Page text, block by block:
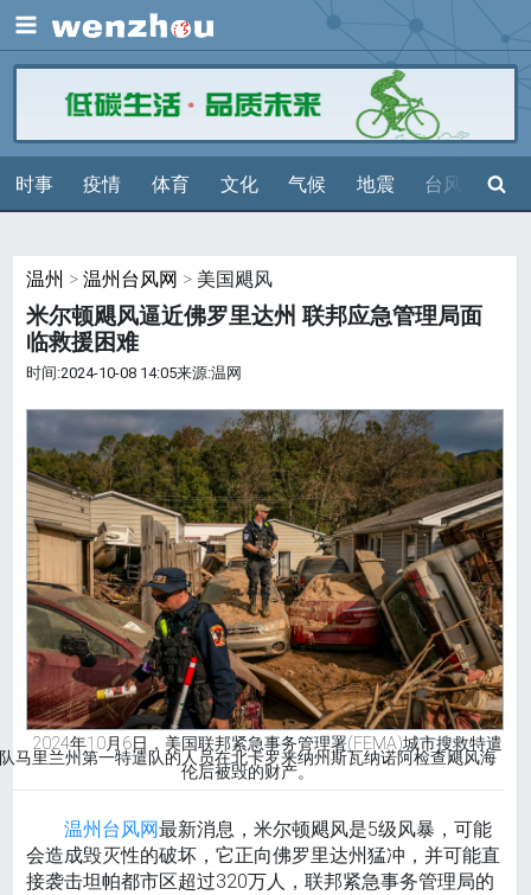
展开
时事 疫情 体育 文化 气候 地震 台风 天气
搜索
温州 >温州台风网 > 美国飓风
米尔顿飓风逼近佛罗里达州 联邦应急管理局面
临救援困难
时间:2024-10-08 14:05来源:温网
2024年10月6日，美国联邦紧急事务管理署(FEMA)城市搜救特遣
队马里兰州第一特遣队的人员在北卡罗来纳州斯瓦纳诺阿检查飓风海
伦后被毁的财产。
温州台风网最新消息，米尔顿飓风是5级风暴，可能
会造成毁灭性的破坏，它正向佛罗里达州猛冲，并可能直
接袭击坦帕都市区超过320万人，联邦紧急事务管理局的